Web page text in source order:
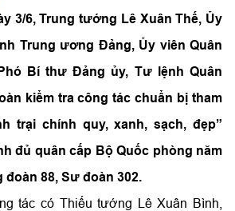
3/6, Trung tướng Lê Xuân Thế, Ủy
Trung ương Đảng, Ủy viên Quân
Bí thư Đảng ủy, Tư lệnh Quân
kiểm tra công tác chuẩn bị tham
trại chính quy, xanh, sạch, đẹp”
đủ quân cấp Bộ Quốc phòng năm
đoàn 88, Sư đoàn 302.
tác có Thiếu tướng Lê Xuân Bình,